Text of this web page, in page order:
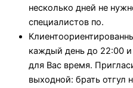
несколько дней не
специалистов по.
каждый день до 22:00
для Вас время.
выходной: брать отгул